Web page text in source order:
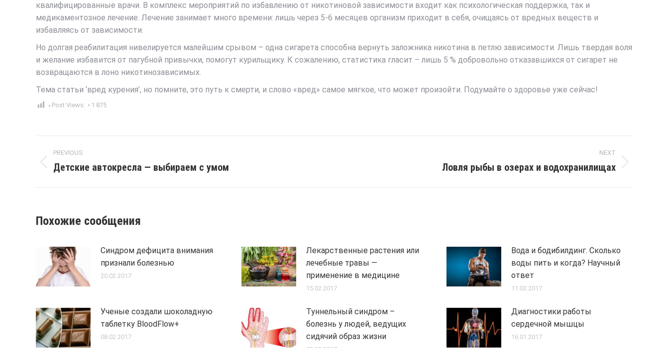
квалифицированные врачи. В комплекс мероприятий по избавлению от никотиновой зависимости входит как психологическая поддержка, так и
медикаментозное лечение. Лечение занимает много времени: лишь через 5-6 месяцев организм приходит в себя, очищаясь от вредных веществ и
избавляясь от зависимости.
Но долгая реабилитация нивелируется малейшим срывом – одна сигарета способна вернуть заложника никотина в петлю зависимости. Лишь твердая воля
и желание избавится от пагубной привычки, помогут курильщику. К сожалению, статистика гласит – лишь 5 % добровольно отказавшихся от сигарет не
возвращаются в лоно никотинозависимых.
Тема статьи ‘вред курения’, но помните, это путь к смерти, и слово «вред» самое мягкое, что может произойти. Подумайте о здоровье уже сейчас!
Post Views: 1 875
Post
navigation
PREVIOUS
Previous
Детские автокресла — выбираем с умом
NEXT
Ловля рыбы в озерах и водохранилищах
Похожие сообщения
Синдром дефицита внимания
признали болезнью
20.02.2017
Лекарственные растения или
лечебные травы —
применение в медицине
15.02.2017
Вода и бодибилдинг. Сколько
воды пить и когда? Научный
ответ
11.02.2017
Ученые создали шоколадную
таблетку BloodFlow+
08.02.2017
Туннельный синдром –
болезнь у людей, ведущих
сидячий образ жизни
Диагностики работы
сердечной мышцы
16.01.2017